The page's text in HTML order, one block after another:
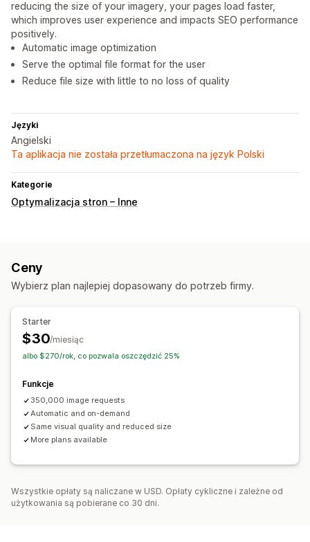
reducing the size of your imagery, your pages load faster,
which improves user experience and impacts SEO performance
positively.
Automatic image optimization
Serve the optimal file format for the user
Reduce file size with little to no loss of quality
Języki
Angielski
Ta aplikacja nie została przetłumaczona na język Polski
Kategorie
Optymalizacja stron – Inne
Ceny
Wybierz plan najlepiej dopasowany do potrzeb firmy.
Starter
$30/miesiąc
albo $270/rok, co pozwala oszczędzić 25%
Funkcje
350,000 image requests
Automatic and on-demand
Same visual quality and reduced size
More plans available
Wszystkie opłaty są naliczane w USD. Opłaty cykliczne i zależne od
użytkowania są pobierane co 30 dni.